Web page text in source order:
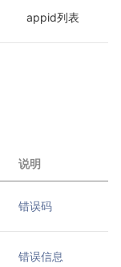
appid列表
说明
错误码
错误信息